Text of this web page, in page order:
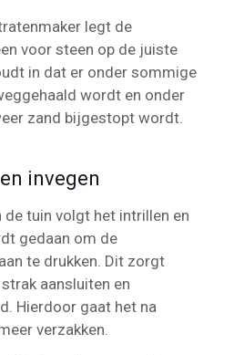
legt de
voor steen op de juiste
in dat er onder sommige
wordt en onder
zand bijgestopt wordt.
invegen
de tuin volgt het intrillen en
gedaan om de
te drukken. Dit zorgt
aansluiten en
Hierdoor gaat het na
verzakken.